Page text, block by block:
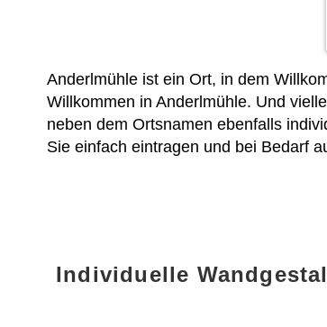
Anderlmühle ist ein Ort, in dem
Willkommen in Anderlmühle. Und
neben dem Ortsnamen ebenfalls
Sie einfach eintragen und bei Bedarf
Individuelle